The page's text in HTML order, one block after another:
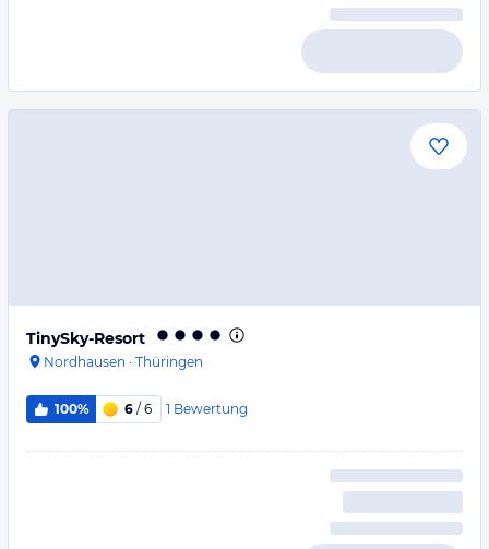
TinySky-Resort
Nordhausen · Thüringen
100% 6 / 6 1 Bewertung